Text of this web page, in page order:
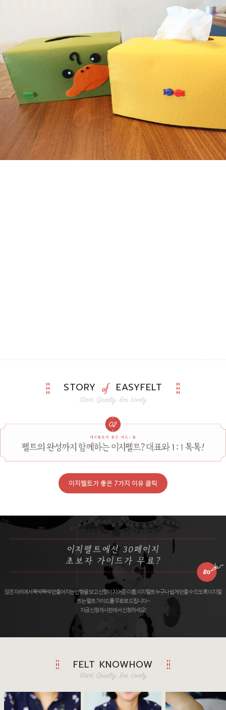
STORY EASYFELT
이지펠트가 좋은 7가지 이유 클릭
앉은 자리에서 뚝딱뚝딱 만들어지는 인형을 보고 신랑이 지어준 이름, 이지펠트 누구나 쉽게 만들 수 있도록 이지펠
트는 펠트 가이드를 무료로 드립니다 ~
지금 신청게시판에서 신청하세요!
FELT KNOWHOW